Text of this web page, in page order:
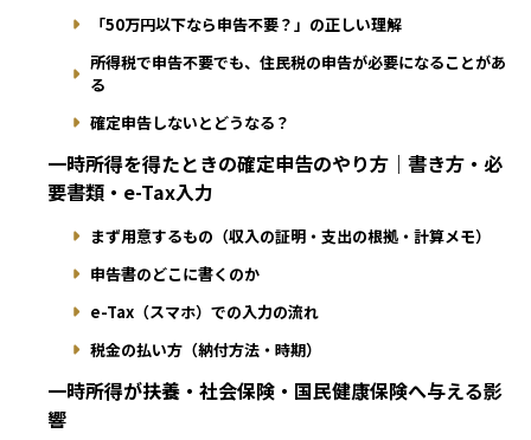
「50万円以下なら申告不要？」の正しい理解
所得税で申告不要でも、住民税の申告が必要になることがあ
る
確定申告しないとどうなる？
一時所得を得たときの確定申告のやり方｜書き方・必
要書類・e-Tax入力
まず用意するもの（収入の証明・支出の根拠・計算メモ）
申告書のどこに書くのか
e-Tax（スマホ）での入力の流れ
税金の払い方（納付方法・時期）
一時所得が扶養・社会保険・国民健康保険へ与える影
響